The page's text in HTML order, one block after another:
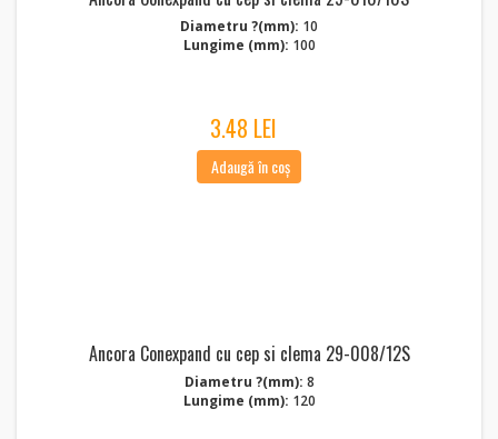
Diametru ?(mm): 10
Lungime (mm): 100
3.48 LEI
Adaugă în coș
Ancora Conexpand cu cep si clema 29-008/12S
Diametru ?(mm): 8
Lungime (mm): 120